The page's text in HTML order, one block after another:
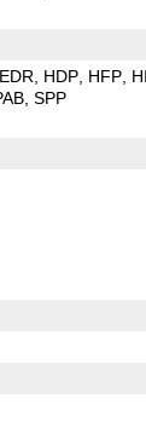
HDP HFP
SPP